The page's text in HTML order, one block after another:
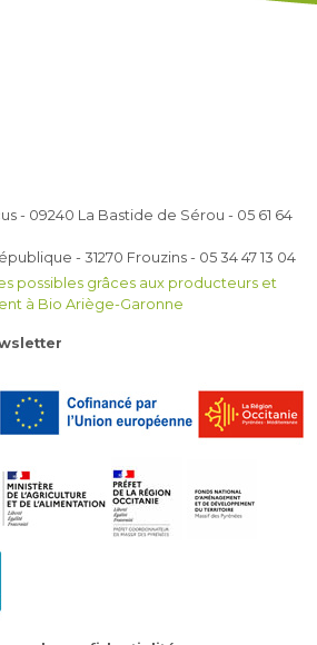
- 09240 La Bastide de Sérou - 05 61 64
- 31270 Frouzins - 05 34 47 13 04
possibles grâces aux producteurs et
à Bio Ariège-Garonne